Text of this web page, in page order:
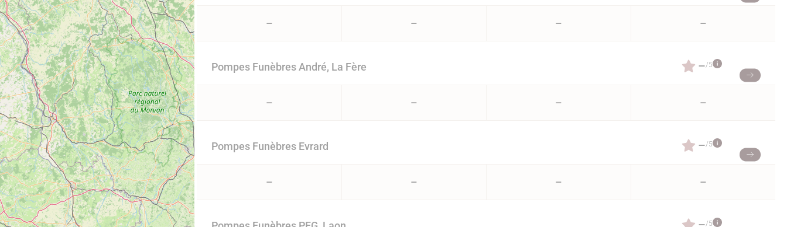
– – – –
Pompes Funèbres André, La Fère –/5
– – – –
Pompes Funèbres Evrard –/5
– – – –
/5